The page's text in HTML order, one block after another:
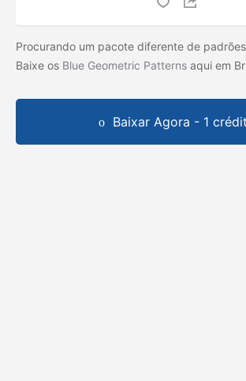
Procurando um pacote diferente de
Baixe os Blue Geometric Patterns aqui em
Baixar Agora - 1